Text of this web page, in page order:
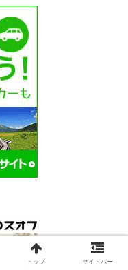
トップ サイドバー